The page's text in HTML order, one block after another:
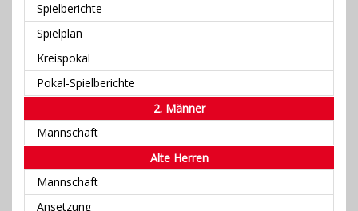
Spielberichte
Spielplan
Kreispokal
Pokal-Spielberichte
2. Männer
Mannschaft
Alte Herren
Mannschaft
Ansetzung